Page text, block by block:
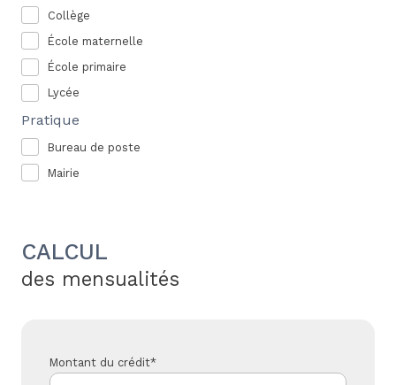
Collège
École maternelle
École primaire
Lycée
Pratique
Bureau de poste
Mairie
CALCUL
des mensualités
Montant du crédit*